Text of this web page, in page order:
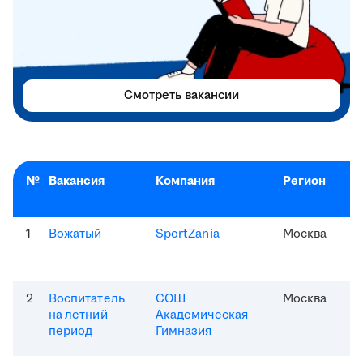
№ Вакансия Компания Регион
1 Вожатый SportZania Москва
2
Воспитатель
на летний
период
СОШ
Академическая
Гимназия
Москва
Смотреть вакансии